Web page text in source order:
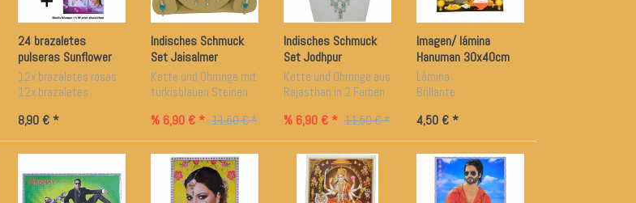
24 brazaletes
pulseras Sunflower
rosas plateados con
bindis 7 cm de
12x brazaletes rosas
12x brazaletes
De aprox. 7 cm de
diámetro
8,90 € *
Indisches Schmuck
Set Jaisalmer
Kette und Ohrringe mit
türkisblauen Steinen
Kunsthandwerk
% 6,90 € * 11,50 € *
Indisches Schmuck
Set Jodhpur
Kette und Ohrringe aus
Rajasthan in 2 Farben
% 6,90 € * 11,50 € *
Imagen/ lámina
Hanuman 30x40cm
Lámina
Brillante
4,50 € *